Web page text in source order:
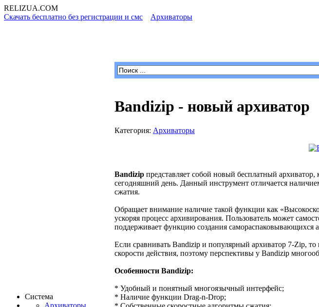
RELIZUA.COM
Скачать бесплатно без регистрации и смс
Архиваторы
Система
Архиваторы
Bandizip - новый архиватор
Категория: Архиваторы
Bandizip представляет собой новый бесплатный
сегодняшний день. Данный инструмент отличается
сжатия.
Обращает внимание наличие такой функции как
ускоряя процесс архивирования. Пользователь может
поддерживает функцию создания самораспаковывающихся
Если сравнивать Bandizip и популярный архиватор 7-Ziр,
скорости действия, поэтому перспективы у Bandizip
Особенности Bandizip:
* Удобный и понятный многоязычный интерфейс;
* Наличие функции Drag-n-Drop;